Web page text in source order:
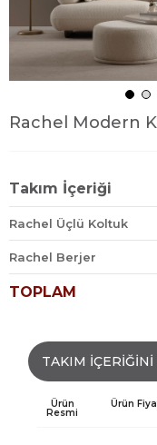
Rachel Modern
Takım İçeriği
Rachel Üçlü Koltuk
Rachel Berjer
TOPLAM
TAKIM İÇERİĞİNİ
Ürün
Resmi
Ürün